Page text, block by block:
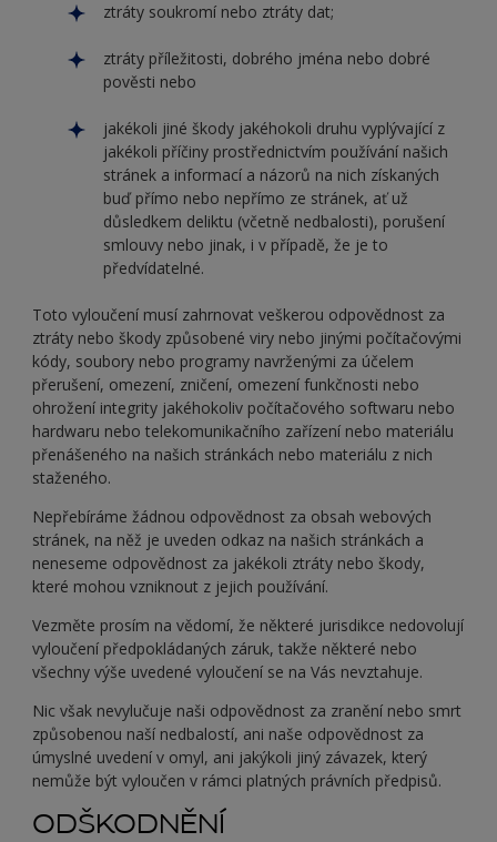
ztráty soukromí nebo ztráty dat;
ztráty příležitosti, dobrého jména nebo dobré
pověsti nebo
jakékoli jiné škody jakéhokoli druhu vyplývající z
jakékoli příčiny prostřednictvím používání našich
stránek a informací a názorů na nich získaných
buď přímo nebo nepřímo ze stránek, ať už
důsledkem deliktu (včetně nedbalosti), porušení
smlouvy nebo jinak, i v případě, že je to
předvídatelné.
Toto vyloučení musí zahrnovat veškerou odpovědnost za
ztráty nebo škody způsobené viry nebo jinými počítačovými
kódy, soubory nebo programy navrženými za účelem
přerušení, omezení, zničení, omezení funkčnosti nebo
ohrožení integrity jakéhokoliv počítačového softwaru nebo
hardwaru nebo telekomunikačního zařízení nebo materiálu
přenášeného na našich stránkách nebo materiálu z nich
staženého.
Nepřebíráme žádnou odpovědnost za obsah webových
stránek, na něž je uveden odkaz na našich stránkách a
neneseme odpovědnost za jakékoli ztráty nebo škody,
které mohou vzniknout z jejich používání.
Vezměte prosím na vědomí, že některé jurisdikce nedovolují
vyloučení předpokládaných záruk, takže některé nebo
všechny výše uvedené vyloučení se na Vás nevztahuje.
Nic však nevylučuje naši odpovědnost za zranění nebo smrt
způsobenou naší nedbalostí, ani naše odpovědnost za
úmyslné uvedení v omyl, ani jakýkoli jiný závazek, který
nemůže být vyloučen v rámci platných právních předpisů.
ODŠKODNĚNÍ